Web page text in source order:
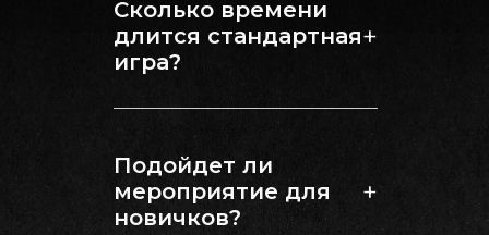
Сколько времени
длится стандартная
игра?
+
Продолжительность
игры обычно составляет
подстроиться под ваши
потребности.
Подойдет ли
мероприятие для
новичков?
+